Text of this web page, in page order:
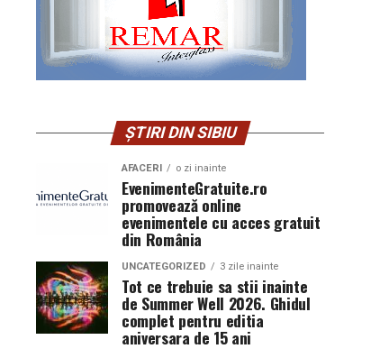
ȘTIRI DIN SIBIU
AFACERI o zi inainte
EvenimenteGratuite.ro
promovează online
evenimentele cu acces gratuit
din România
UNCATEGORIZED 3 zile inainte
Tot ce trebuie sa stii inainte
de Summer Well 2026. Ghidul
complet pentru editia
aniversara de 15 ani